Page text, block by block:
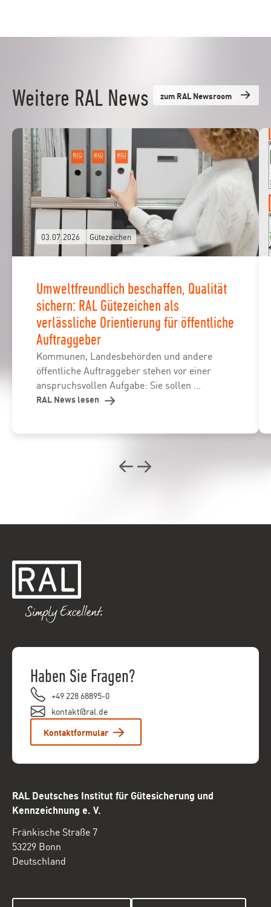
Weitere RAL News zum RAL Newsroom
03.07.2026 Gütezeichen
Umweltfreundlich beschaffen, Qualität
sichern: RAL Gütezeichen als
verlässliche Orientierung für öffentliche
Auftraggeber
Kommunen, Landesbehörden und andere
öffentliche Auftraggeber stehen vor einer
anspruchsvollen Aufgabe: Sie sollen ...
RAL News lesen
Haben Sie Fragen?
+49 228 68895-0
kontakt@ral.de
Kontaktformular
RAL Deutsches Institut für Gütesicherung und
Kennzeichnung e. V.
Fränkische Straße 7
53229 Bonn
Deutschland